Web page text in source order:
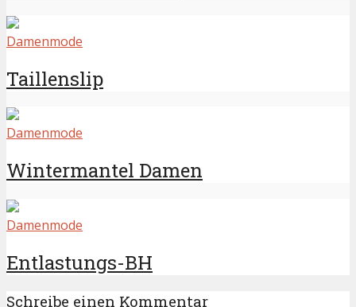
Damenmode
Taillenslip
Damenmode
Wintermantel Damen
Damenmode
Entlastungs-BH
Schreibe einen Kommentar